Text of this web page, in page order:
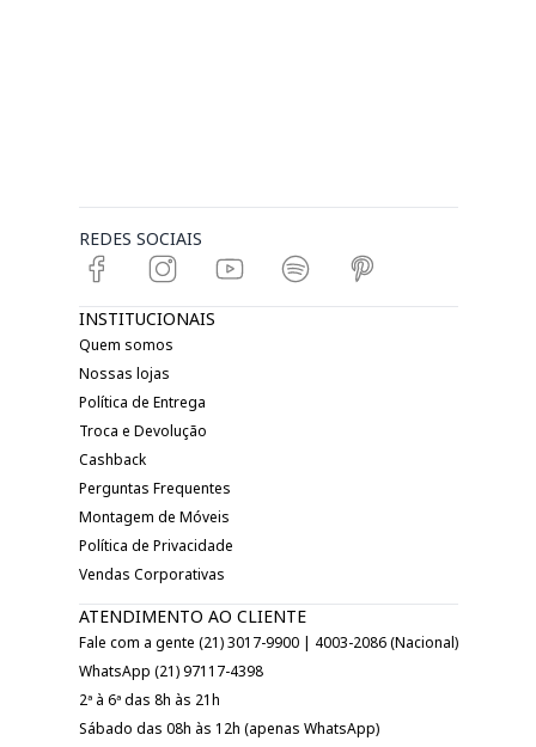
REDES SOCIAIS
INSTITUCIONAIS
Quem somos
Nossas lojas
Política de Entrega
Troca e Devolução
Cashback
Perguntas Frequentes
Montagem de Móveis
Política de Privacidade
Vendas Corporativas
ATENDIMENTO AO CLIENTE
Fale com a gente (21) 3017-9900 | 4003-2086 (Nacional)
WhatsApp (21) 97117-4398
2ª à 6ª das 8h às 21h
Sábado das 08h às 12h (apenas WhatsApp)